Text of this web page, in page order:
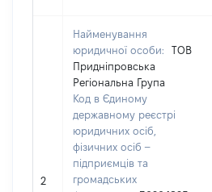
2
Найменування
юридичної особи:
ТОВ
Придніпровська
Регіональна Група
Код в Єдиному
державному реєстрі
юридичних осіб,
фізичних осіб –
підприємців та
громадських